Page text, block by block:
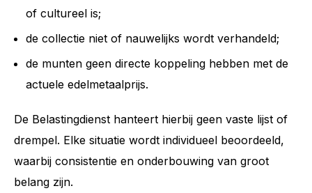
of cultureel is;
de collectie niet of nauwelijks wordt verhandeld;
de munten geen directe koppeling hebben met de
actuele edelmetaalprijs.
De Belastingdienst hanteert hierbij geen vaste lijst of
drempel. Elke situatie wordt individueel beoordeeld,
waarbij consistentie en onderbouwing van groot
belang zijn.